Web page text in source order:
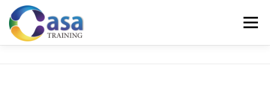
Lompat
konten
Menu